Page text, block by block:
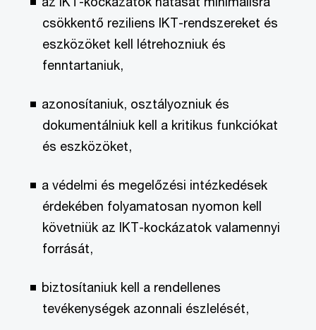
csökkentő reziliens IKT-rendszereket és
eszközöket kell létrehozniuk és
fenntartaniuk,
azonosítaniuk, osztályozniuk és
dokumentálniuk kell a kritikus funkciókat
és eszközöket,
a védelmi és megelőzési intézkedések
érdekében folyamatosan nyomon kell
követniük az IKT-kockázatok valamennyi
forrását,
biztosítaniuk kell a rendellenes
tevékenységek azonnali észlelését,